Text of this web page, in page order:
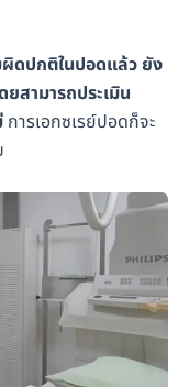
ผิดปกติในปอดแล้ว ยัง
สามารถประเมิน
การเอกซเรย์ปอดก็จะ